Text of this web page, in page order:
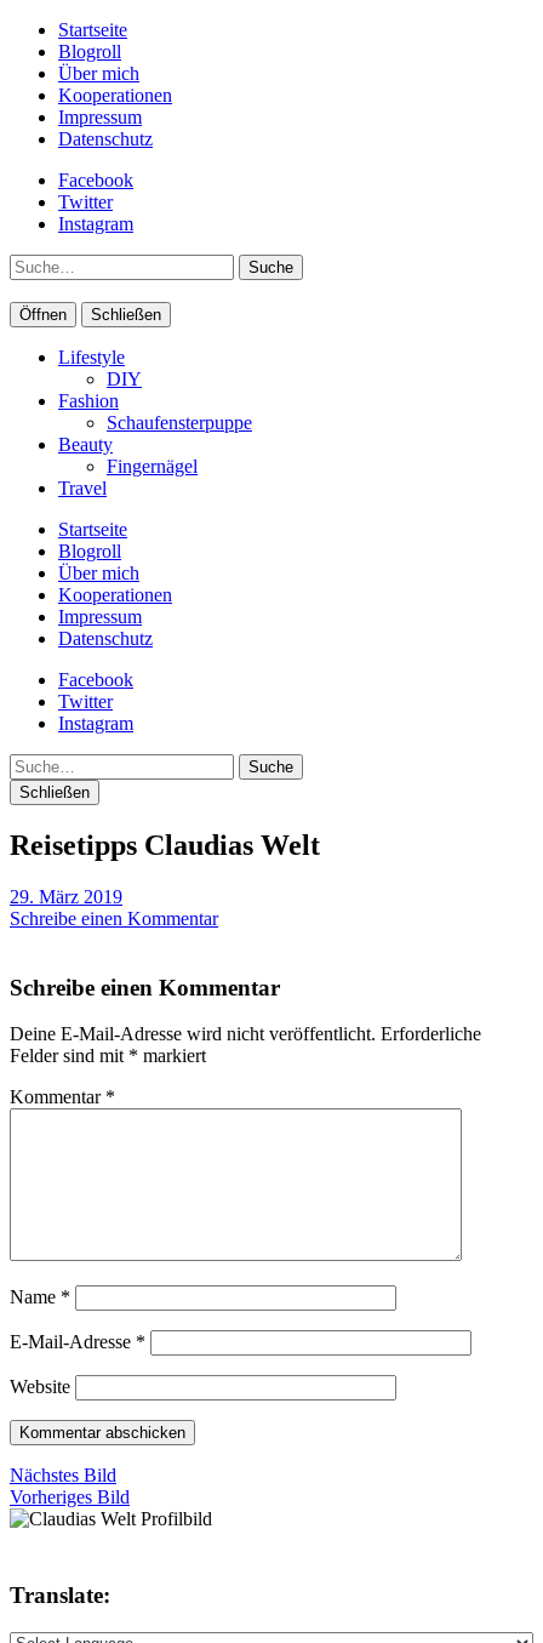
Startseite
Blogroll
Über mich
Kooperationen
Impressum
Datenschutz
Facebook
Twitter
Instagram
Suche
Öffnen Schließen
Lifestyle
DIY
Fashion
Schaufensterpuppe
Beauty
Fingernägel
Travel
Startseite
Blogroll
Über mich
Kooperationen
Impressum
Datenschutz
Facebook
Twitter
Instagram
Suche
Schließen
Reisetipps Claudias Welt
29. März 2019
Schreibe einen Kommentar
Schreibe einen Kommentar
Deine E-Mail-Adresse wird nicht veröffentlicht. Erforderliche
Felder sind mit * markiert
Kommentar *
Name *
E-Mail-Adresse *
Website
Nächstes Bild
Vorheriges Bild
Translate: